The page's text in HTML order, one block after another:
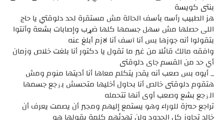
بنتى كويسة
هز الطبيب رأسه بأسف الحالة مش مستقرة لحد دلوقتي يا حاج
اللى حصلها مش سهل جسمها كلها ضړب وإصابات بشعة وأنتوا
بتقولوا أنه جوزها بس أنا آسف أنا لازم أبلغ عنه
وافقه مالك قائلا من غير ما تقول يا دكتور أنا بلغت خلاص وزمان
أي حد من القسم جاى دلوقتى
_ أيوه بس صعب أنه يقدر يتكلم معاها أنا أديتها منوم ومش
هتقوم دلوقتى خالص أنا بحاول أخليها متحسش بۏجع جسمها
الۏجع بشع وصعب أوى أنها تتحمله
تراجع حمزة للوراء وهو يستمع إليهم ومجبر أن يصمت يعرف أن
خالد تجاوز كل الحدود ولن تهدئهم كلمة يقولها هو